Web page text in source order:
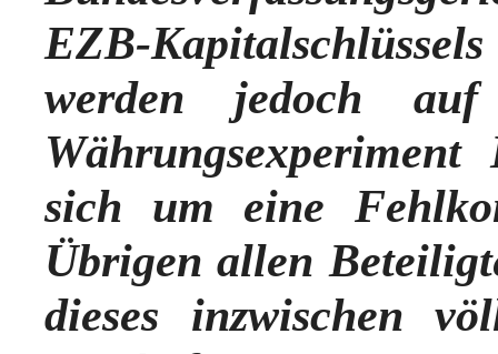
EZB-
werden jedoch
sich um eine
Übrigen allen
dieses inzwischen